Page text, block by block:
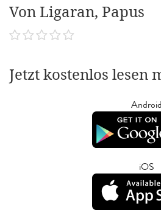
Von Ligaran, Papus
Jetzt kostenlos lesen
Android
iOS